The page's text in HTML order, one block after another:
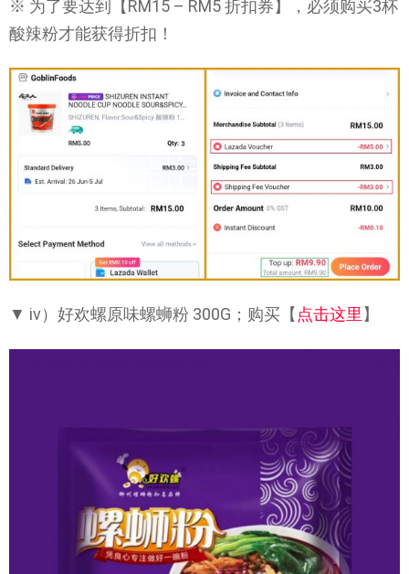
※ 为了要达到【RM15 – RM5 折扣券】，必须购买3杯
酸辣粉才能获得折扣！
▼ iv）好欢螺原味螺蛳粉 300G；购买【 点击这里 】